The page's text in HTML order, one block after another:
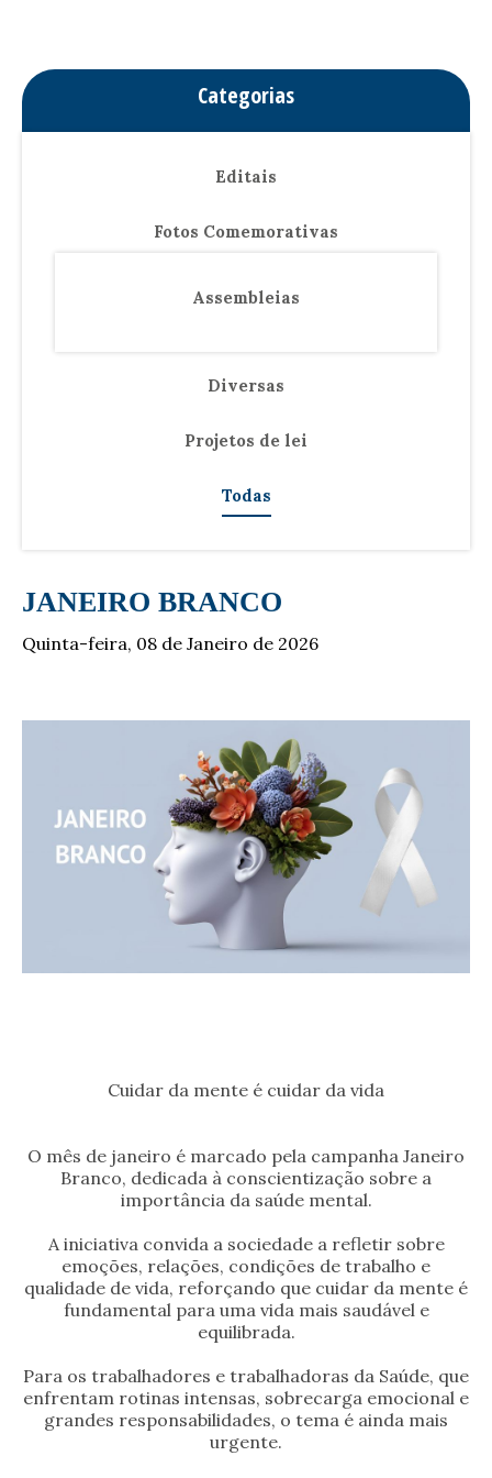
JANEIRO BRANCO
Quinta-feira, 08 de Janeiro de 2026
Cuidar da mente é cuidar da vida
O mês de janeiro é marcado pela campanha Janeiro
Branco, dedicada à conscientização sobre a
importância da saúde mental.
A iniciativa convida a sociedade a refletir sobre
emoções, relações, condições de trabalho e
qualidade de vida, reforçando que cuidar da mente é
fundamental para uma vida mais saudável e
equilibrada.
Para os trabalhadores e trabalhadoras da Saúde, que
enfrentam rotinas intensas, sobrecarga emocional e
grandes responsabilidades, o tema é ainda mais
urgente.
Categorias
Editais
Fotos Comemorativas
Assembleias
Diversas
Projetos de lei
Todas